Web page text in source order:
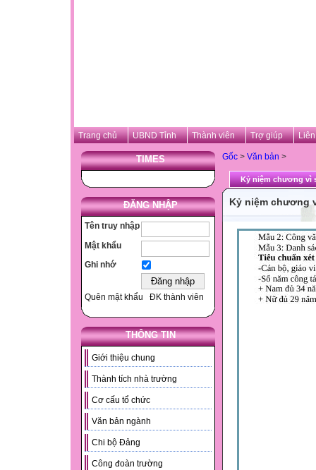
Trang chủ UBND Tỉnh Thành viên Trợ giúp
TIMES
ĐĂNG NHẬP
Tên truy nhập
Mật khẩu
Ghi nhớ
Quên mật khẩu ĐK thành viên
THÔNG TIN
Giới thiệu chung
Thành tích nhà trường
Cơ cấu tổ chức
Văn bản ngành
Chi bộ Đảng
Công đoàn trường
Gốc > Văn bản >
Kỷ niệm chương vì
Kỷ niệm chương